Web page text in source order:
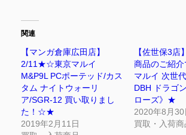
関連
【マンガ倉庫広田店】
2/11★☆東京マルイ
M&P9L PCポーテッド/カス
タム ナイトウォーリ
ア/SGR-12 買い取りまし
た！☆★
2019年2月11日
【佐世保3
商品のご紹
マルイ 次世
DBH ドラゴ
ローズ》★
2020年8月30
買取・入荷商